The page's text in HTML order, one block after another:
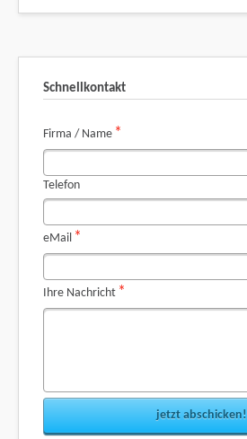
Schnellkontakt
Pflichtfeld
Firma / Name *
Telefon
Pflichtfeld
eMail *
Pflichtfeld
Ihre Nachricht *
jetzt abschicken!